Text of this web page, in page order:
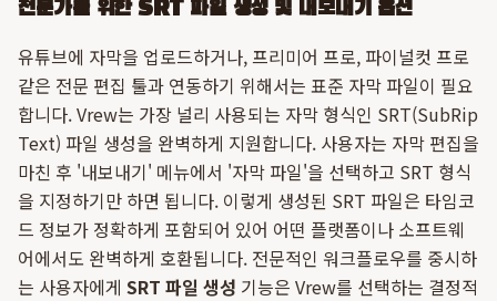
전문가를 위한 SRT 파일 생성 및 내보내기 옵션
유튜브에 자막을 업로드하거나, 프리미어 프로, 파이널컷 프로
같은 전문 편집 툴과 연동하기 위해서는 표준 자막 파일이 필요
합니다. Vrew는 가장 널리 사용되는 자막 형식인 SRT(SubRip
Text) 파일 생성을 완벽하게 지원합니다. 사용자는 자막 편집을
마친 후 '내보내기' 메뉴에서 '자막 파일'을 선택하고 SRT 형식
을 지정하기만 하면 됩니다. 이렇게 생성된 SRT 파일은 타임코
드 정보가 정확하게 포함되어 있어 어떤 플랫폼이나 소프트웨
어에서도 완벽하게 호환됩니다. 전문적인 워크플로우를 중시하
는 사용자에게 SRT 파일 생성 기능은 Vrew를 선택하는 결정적